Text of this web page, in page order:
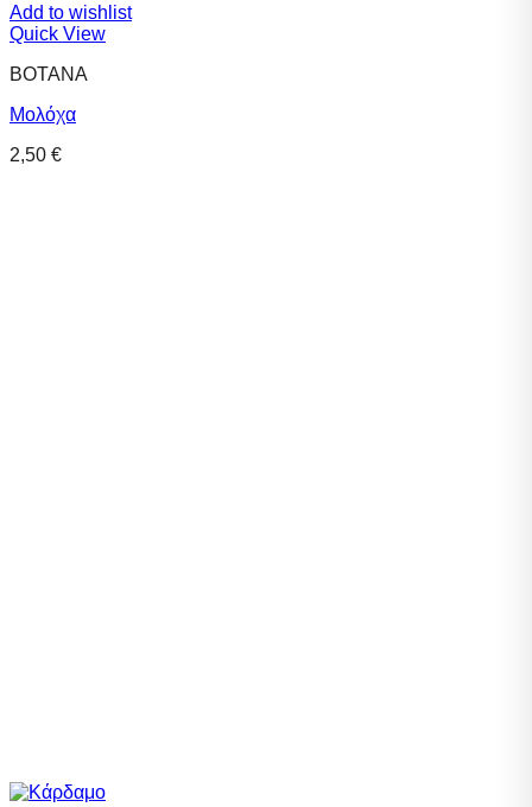
Add to wishlist
Quick View
ΒΟΤΑΝΑ
Μολόχα
2,50 €